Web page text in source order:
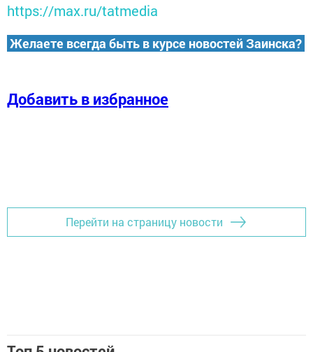
https://max.ru/tatmedia
Желаете всегда быть в курсе новостей Заинска?
Добавить в избранное
Перейти на страницу новости